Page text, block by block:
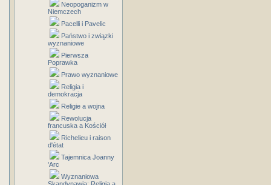
Neopoganizm w
Niemczech
Pacelli i Pavelic
Państwo i związki
wyznaniowe
Pierwsza
Poprawka
Prawo wyznaniowe
Religia i
demokracja
Religie a wojna
Rewolucja
francuska a Kościół
Richelieu i raison
d'état
Tajemnica Joanny
'Arc
Wyznaniowa